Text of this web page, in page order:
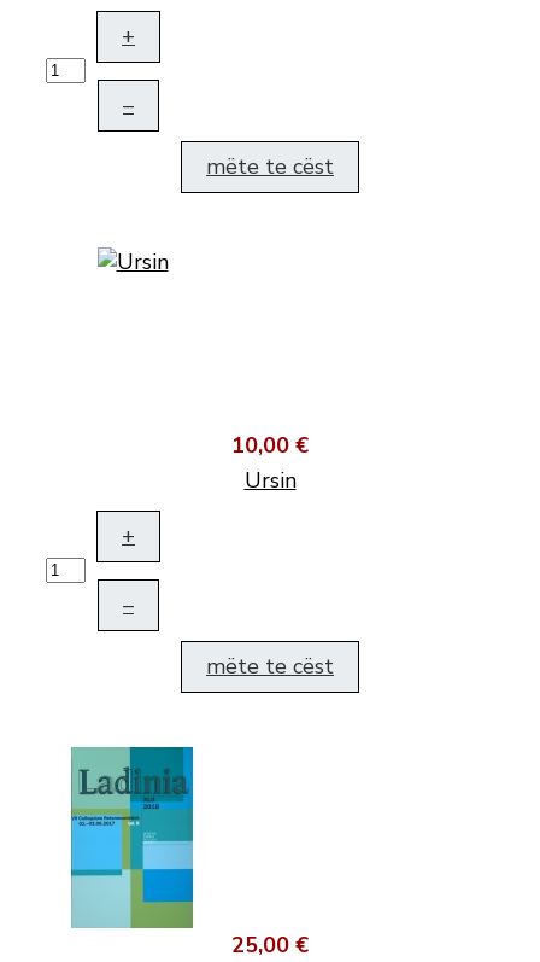
+
–
mëte te cëst
10,00 €
Ursin
+
–
mëte te cëst
25,00 €